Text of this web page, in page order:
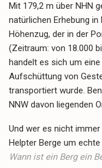
Mit 179,2 m über NHN
natürlichen Erhebung
Höhenzug, der in der
(Zeitraum: von 18.000
handelt es sich um
Aufschüttung von
transportiert wurde.
NNW davon liegenden
Und wer es nicht
Helpter Berge um
Wann ist ein Berg ein